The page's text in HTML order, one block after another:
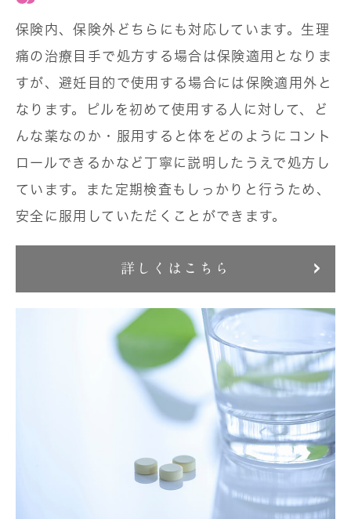
保険内、保険外どちらにも対応しています。生理
痛の治療目手で処方する場合は保険適用となりま
すが、避妊目的で使用する場合には保険適用外と
なります。ピルを初めて使用する人に対して、ど
んな薬なのか・服用すると体をどのようにコント
ロールできるかなど丁寧に説明したうえで処方し
ています。また定期検査もしっかりと行うため、
安全に服用していただくことができます。
詳しくはこちら